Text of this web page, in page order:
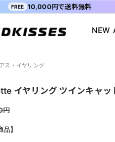
NEW
ガイド
会員登録
FREE 10,000円で送料無料
ス・イヤリング
イヤリング ツインキャッ
円
】